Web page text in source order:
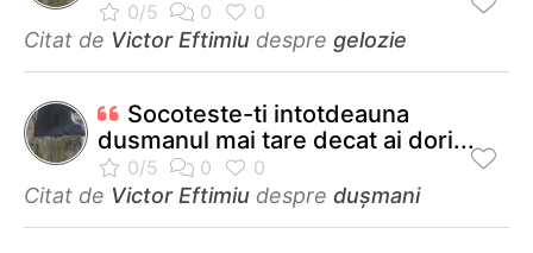
Citat de Victor Eftimiu despre gelozie
Socoteste-ti intotdeauna
dusmanul mai tare decat ai dori...
Citat de Victor Eftimiu despre dușmani